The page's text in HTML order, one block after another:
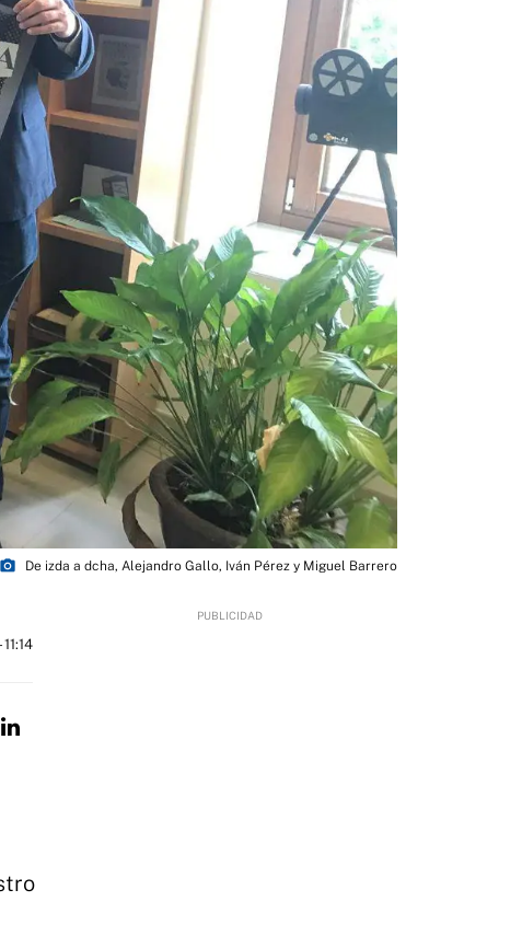
photo_camera De izda a dcha, Alejandro Gallo, Iván Pérez y Miguel Barrero
11:14